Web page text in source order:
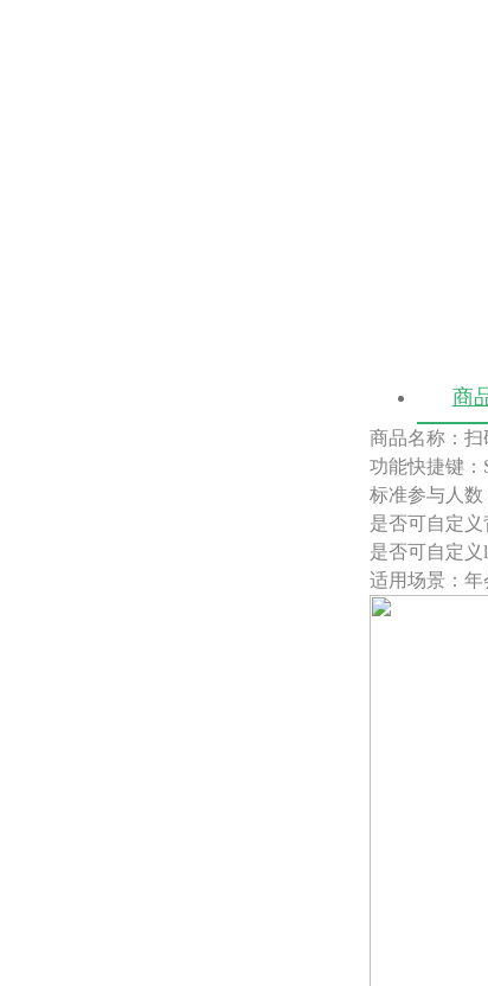
商
商品名称：扫
功能快捷键：
标准参与人数
是否可自定
是否可自定义
适用场景：